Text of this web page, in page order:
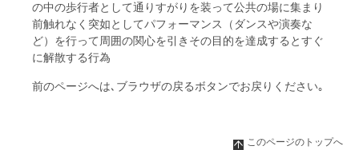
の中の歩行者として通りすがりを装って公共の場に集まり
前触れなく突如としてパフォーマンス（ダンスや演奏な
ど）を行って周囲の関心を引きその目的を達成するとすぐ
に解散する行為
前のページへは､ブラウザの戻るボタンでお戻りください｡
このページのトップへ